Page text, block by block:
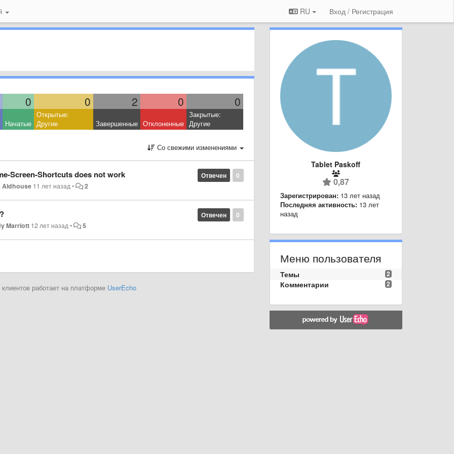
RU Вход / Регистрация
0 0 2 0 0
Начатые
Открытые:
Другие
Завершенные Отклоненные
Закрытые:
Другие
Со свежими изменениями
0
Отвечен
Screen-Shortcuts does not work
Aldhouse 11 лет назад• 2
0
Отвечен
Marriott 12 лет назад• 5
работает на платформе UserEcho
Tablet Paskoff
0,87
Зарегистрирован: 13 лет назад
Последняя активность: 13 лет
назад
Меню пользователя
2
Темы
2
Комментарии